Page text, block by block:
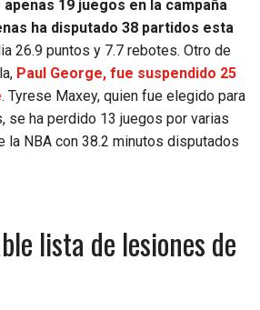
19 juegos en la campaña
ha disputado 38 partidos esta
26.9 puntos y 7.7 rebotes. Otro de
Paul George, fue suspendido 25
. Tyrese Maxey, quien fue elegido para
se ha perdido 13 juegos por varias
la NBA con 38.2 minutos disputados
lista de lesiones de